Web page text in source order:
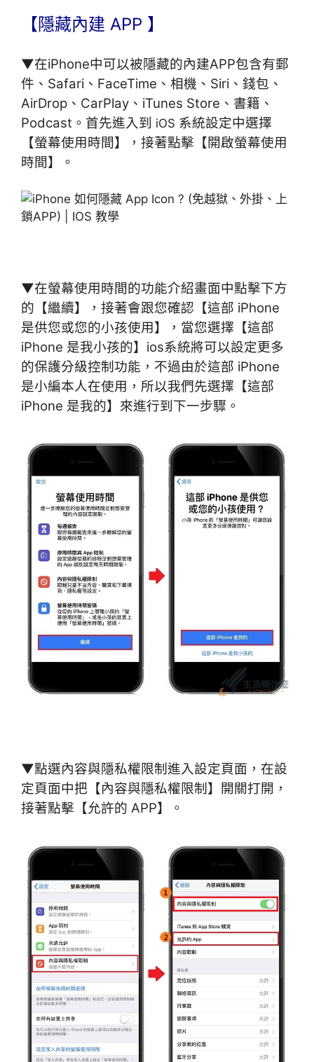
【隱藏內建 APP 】
▼在iPhone中可以被隱藏的內建APP包含有郵
件、Safari、FaceTime、相機、Siri、錢包、
AirDrop、CarPlay、iTunes Store、書籍、
Podcast。首先進入到 iOS 系統設定中選擇
【螢幕使用時間】，接著點擊【開啟螢幕使用
時間】。
▼在螢幕使用時間的功能介紹畫面中點擊下方
的【繼續】，接著會跟您確認【這部 iPhone
是供您或您的小孩使用】，當您選擇【這部
iPhone 是我小孩的】ios系統將可以設定更多
的保護分級控制功能，不過由於這部 iPhone
是小編本人在使用，所以我們先選擇【這部
iPhone 是我的】來進行到下一步驟。
▼點選內容與隱私權限制進入設定頁面，在設
定頁面中把【內容與隱私權限制】開關打開，
接著點擊【允許的 APP】。